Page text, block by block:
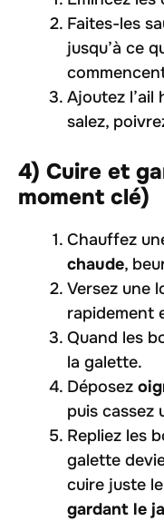
Faites-les
jusqu’à ce
Ajoutez l’ail
salez,
4) Cuire et
moment clé)
Chauffez
chaude,
Versez une
rapidement
Quand les
la galette.
Déposez
puis
Repliez les
galette
cuire juste
gardant le